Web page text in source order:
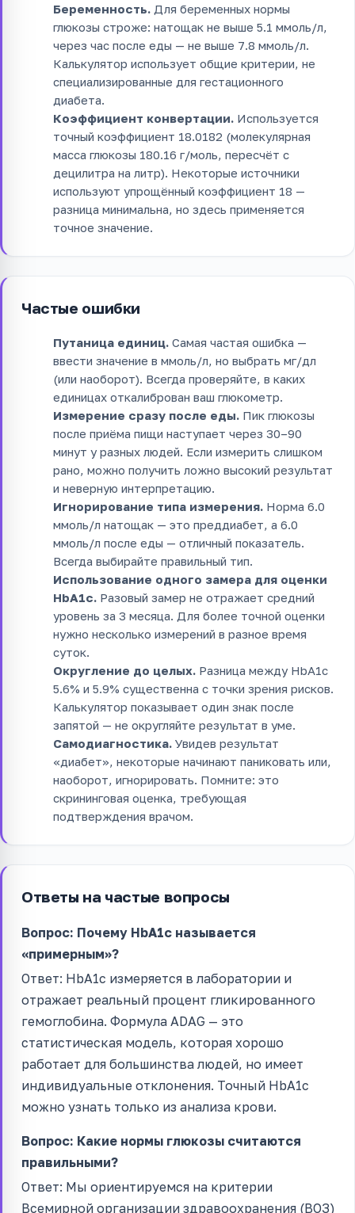
Беременность. Для беременных нормы
глюкозы строже: натощак не выше 5.1 ммоль/л,
через час после еды — не выше 7.8 ммоль/л.
Калькулятор использует общие критерии, не
специализированные для гестационного
диабета.
Коэффициент конвертации. Используется
точный коэффициент 18.0182 (молекулярная
масса глюкозы 180.16 г/моль, пересчёт с
децилитра на литр). Некоторые источники
используют упрощённый коэффициент 18 —
разница минимальна, но здесь применяется
точное значение.
Частые ошибки
Путаница единиц. Самая частая ошибка —
ввести значение в ммоль/л, но выбрать мг/дл
(или наоборот). Всегда проверяйте, в каких
единицах откалиброван ваш глюкометр.
Измерение сразу после еды. Пик глюкозы
после приёма пищи наступает через 30–90
минут у разных людей. Если измерить слишком
рано, можно получить ложно высокий результат
и неверную интерпретацию.
Игнорирование типа измерения. Норма 6.0
ммоль/л натощак — это преддиабет, а 6.0
ммоль/л после еды — отличный показатель.
Всегда выбирайте правильный тип.
Использование одного замера для оценки
HbA1c. Разовый замер не отражает средний
уровень за 3 месяца. Для более точной оценки
нужно несколько измерений в разное время
суток.
Округление до целых. Разница между HbA1c
5.6% и 5.9% существенна с точки зрения рисков.
Калькулятор показывает один знак после
запятой — не округляйте результат в уме.
Самодиагностика. Увидев результат
«диабет», некоторые начинают паниковать или,
наоборот, игнорировать. Помните: это
скрининговая оценка, требующая
подтверждения врачом.
Ответы на частые вопросы
Вопрос: Почему HbA1c называется
«примерным»?
Ответ: HbA1c измеряется в лаборатории и
отражает реальный процент гликированного
гемоглобина. Формула ADAG — это
статистическая модель, которая хорошо
работает для большинства людей, но имеет
индивидуальные отклонения. Точный HbA1c
можно узнать только из анализа крови.
Вопрос: Какие нормы глюкозы считаются
правильными?
Ответ: Мы ориентируемся на критерии
Всемирной организации здравоохранения (ВОЗ)